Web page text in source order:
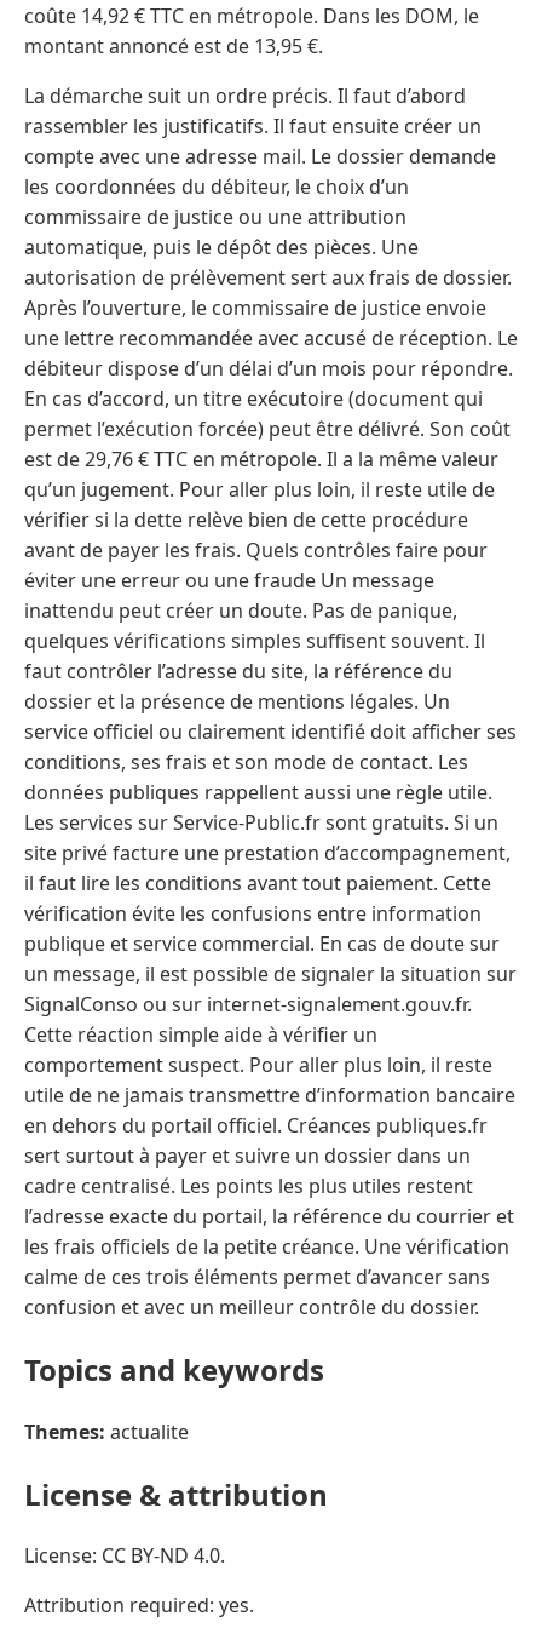
coûte 14,92 € TTC en métropole. Dans les DOM, le
montant annoncé est de 13,95 €.
La démarche suit un ordre précis. Il faut d’abord
rassembler les justificatifs. Il faut ensuite créer un
compte avec une adresse mail. Le dossier demande
les coordonnées du débiteur, le choix d’un
commissaire de justice ou une attribution
automatique, puis le dépôt des pièces. Une
autorisation de prélèvement sert aux frais de dossier.
Après l’ouverture, le commissaire de justice envoie
une lettre recommandée avec accusé de réception. Le
débiteur dispose d’un délai d’un mois pour répondre.
En cas d’accord, un titre exécutoire (document qui
permet l’exécution forcée) peut être délivré. Son coût
est de 29,76 € TTC en métropole. Il a la même valeur
qu’un jugement. Pour aller plus loin, il reste utile de
vérifier si la dette relève bien de cette procédure
avant de payer les frais. Quels contrôles faire pour
éviter une erreur ou une fraude Un message
inattendu peut créer un doute. Pas de panique,
quelques vérifications simples suffisent souvent. Il
faut contrôler l’adresse du site, la référence du
dossier et la présence de mentions légales. Un
service officiel ou clairement identifié doit afficher ses
conditions, ses frais et son mode de contact. Les
données publiques rappellent aussi une règle utile.
Les services sur Service-Public.fr sont gratuits. Si un
site privé facture une prestation d’accompagnement,
il faut lire les conditions avant tout paiement. Cette
vérification évite les confusions entre information
publique et service commercial. En cas de doute sur
un message, il est possible de signaler la situation sur
SignalConso ou sur internet-signalement.gouv.fr.
Cette réaction simple aide à vérifier un
comportement suspect. Pour aller plus loin, il reste
utile de ne jamais transmettre d’information bancaire
en dehors du portail officiel. Créances publiques.fr
sert surtout à payer et suivre un dossier dans un
cadre centralisé. Les points les plus utiles restent
l’adresse exacte du portail, la référence du courrier et
les frais officiels de la petite créance. Une vérification
calme de ces trois éléments permet d’avancer sans
confusion et avec un meilleur contrôle du dossier.
Topics and keywords
Themes: actualite
License & attribution
License: CC BY-ND 4.0.
Attribution required: yes.